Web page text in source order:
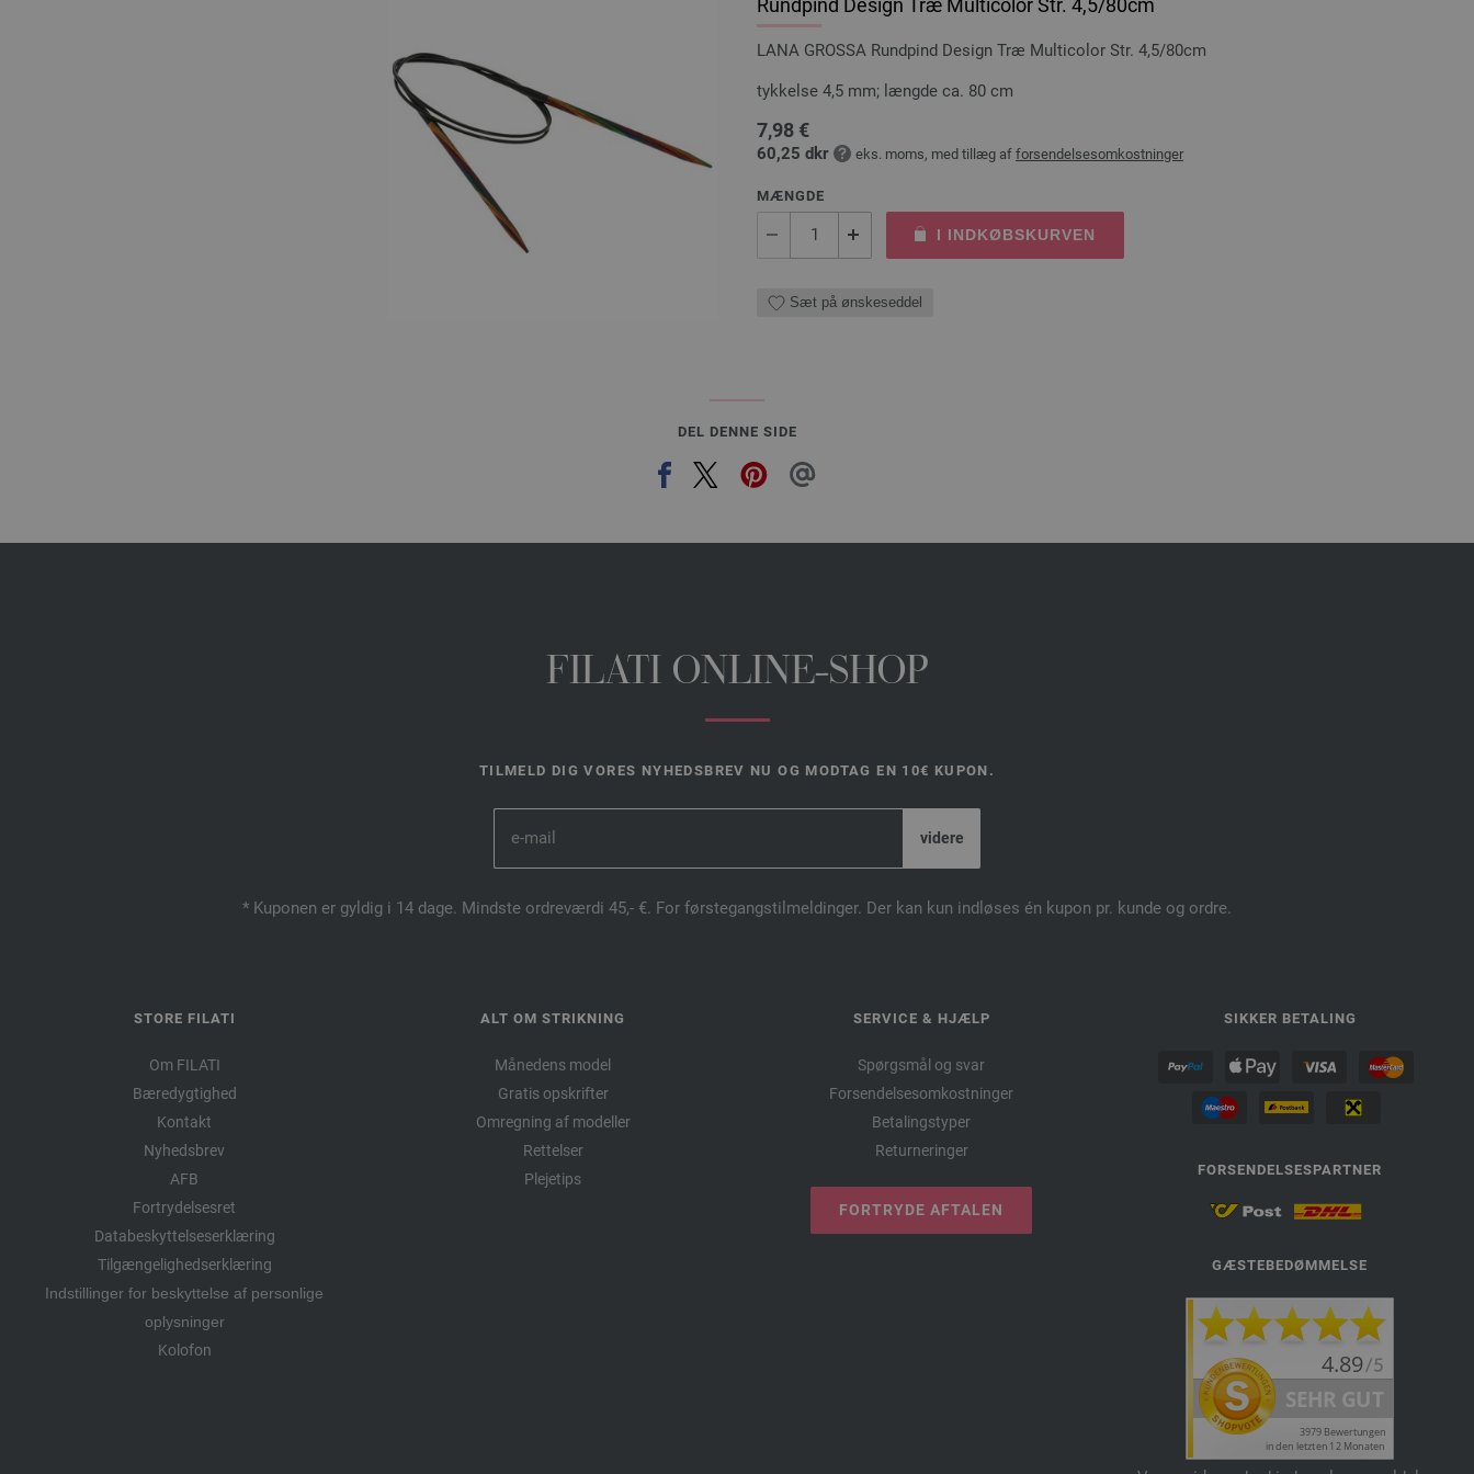
LANA GROSSA Rundpind Design Træ Multicolor Str. 4,5/80cm
tykkelse 4,5 mm; længde ca. 80 cm
7,98 €
60,25 dkr eks. moms, med tillæg af forsendelsesomkostninger
MÆNGDE
I INDKØBSKURVEN
Sæt på ønskeseddel
DEL DENNE SIDE
FILATI ONLINE-SHOP
TILMELD DIG VORES NYHEDSBREV NU OG MODTAG EN 10€ KUPON.
* Kuponen er gyldig i 14 dage. Mindste ordreværdi 45,- €. For førstegangstilmeldinger. Der kan kun indløses én kupon pr. kunde og ordre.
STORE FILATI
Om FILATI
Bæredygtighed
Kontakt
Nyhedsbrev
AFB
Fortrydelsesret
Databeskyttelseserklæring
Tilgængelighedserklæring
Indstillinger for beskyttelse af personlige
oplysninger
Kolofon
ALT OM STRIKNING
Månedens model
Gratis opskrifter
Omregning af modeller
Rettelser
Plejetips
SERVICE & HJÆLP
Spørgsmål og svar
Forsendelsesomkostninger
Betalingstyper
Returneringer
FORTRYDE AFTALEN
SIKKER BETALING
FORSENDELSESPARTNER
GÆSTEBEDØMMELSE